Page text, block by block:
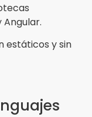
Angular.
estáticos y sin